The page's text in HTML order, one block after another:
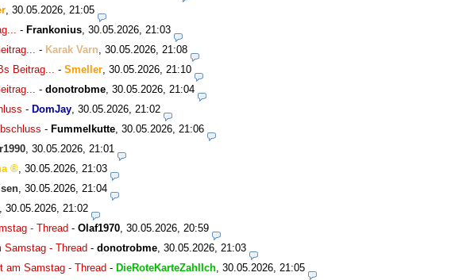
30.05.2026, 21:05
- Frankonius 30.05.2026, 21:03
- Karak Varn 30.05.2026, 21:08
Beitrag...
- Smeller 30.05.2026, 21:10
- donotrobme 30.05.2026, 21:04
- DomJay 30.05.2026, 21:02
- Fummelkutte 30.05.2026, 21:06
30.05.2026, 21:01
30.05.2026, 21:03
30.05.2026, 21:04
30.05.2026, 21:02
- Thread - Olaf1970 30.05.2026, 20:59
Samstag - Thread - donotrobme 30.05.2026, 21:03
am Samstag - Thread - DieRoteKarteZahlIch 30.05.2026, 21:05